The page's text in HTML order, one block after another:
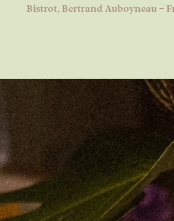
Bistrot, Bertrand Auboyneau –